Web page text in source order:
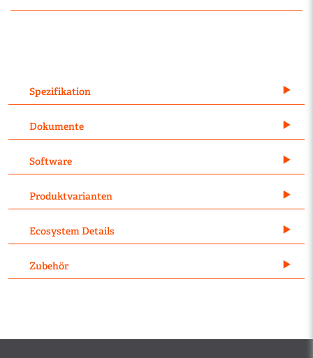
Spezifikation
Dokumente
Software
Produktvarianten
Ecosystem Details
Zubehör